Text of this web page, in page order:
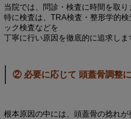
当院では、問診・検査に時間を取り
特に検査は、TRA検査・整形学的
ック検査などを
丁寧に行い原因を徹底的に追求しま
② 必要に応じて 頭蓋骨調整
根本原因の中には、頭蓋骨の捻れが